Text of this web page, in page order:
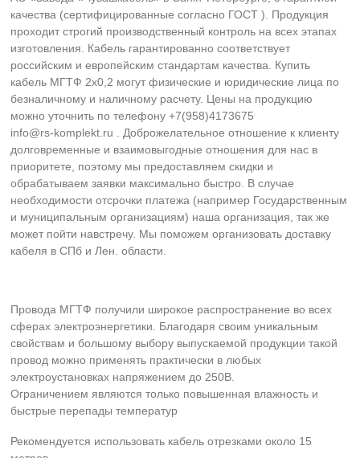
качества (сертифицированные согласно ГОСТ ). Продукция
проходит строгий производственный контроль на всех этапах
изготовления. Кабель гарантированно соответствует
российским и европейским стандартам качества. Купить
кабель МГТФ 2х0,2 могут физические и юридические лица по
безналичному и наличному расчету. Цены на продукцию
можно уточнить по телефону +7(958)4173675
info@rs-komplekt.ru . Доброжелательное отношение к клиенту
долговременные и взаимовыгодные отношения для нас в
приоритете, поэтому мы предоставляем скидки и
обрабатываем заявки максимально быстро. В случае
необходимости отсрочки платежа (например Государственным
и муниципальным организациям) наша организация, так же
может пойти навстречу. Мы поможем организовать доставку
кабеля в СПб и Лен. области.
Провода МГТФ получили широкое распространение во всех
сферах электроэнергетики. Благодаря своим уникальным
свойствам и большому выбору выпускаемой продукции такой
провод можно применять практически в любых
электроустановках напряжением до 250В.
Ограничением являются только повышенная влажность и
быстрые перепады температур
Рекомендуется использовать кабель отрезками около 15